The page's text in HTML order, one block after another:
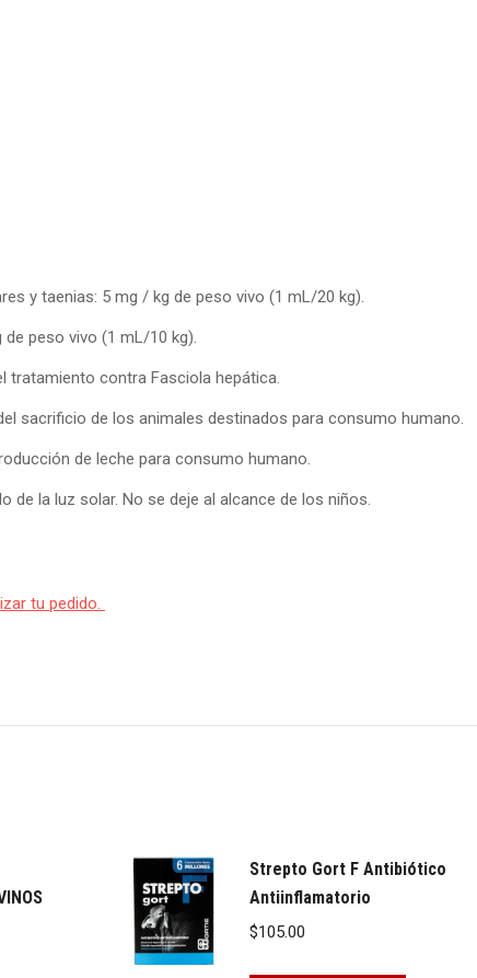
y taenias: 5 mg / kg de peso vivo (1 mL/20 kg).
de peso vivo (1 mL/10 kg).
tratamiento contra Fasciola hepática.
sacrificio de los animales destinados para consumo humano.
de leche para consumo humano.
de la luz solar. No se deje al alcance de los niños.
tu pedido.
Strepto Gort F Antibiótico
Antiinflamatorio
$105.00